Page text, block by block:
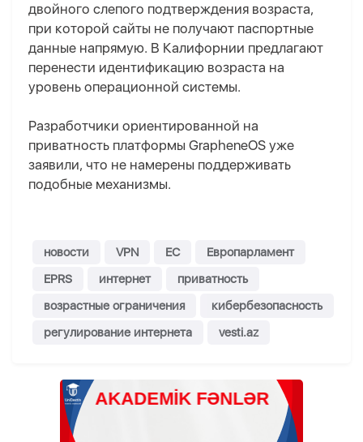
двойного слепого подтверждения возраста,
при которой сайты не получают паспортные
данные напрямую. В Калифорнии предлагают
перенести идентификацию возраста на
уровень операционной системы.
Разработчики ориентированной на
приватность платформы GrapheneOS уже
заявили, что не намерены поддерживать
подобные механизмы.
новости VPN ЕС
Европарламент
EPRS
интернет
приватность
возрастные ограничения
кибербезопасность
регулирование интернета
vesti.az